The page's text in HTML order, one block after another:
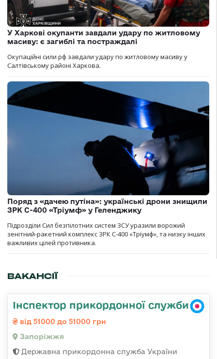
У Харкові окупанти завдали удару по житловому
масиву: є загиблі та постраждалі
Окупаційні сили рф завдали удару по житловому масиву у
Салтівському районі Харкова.
Поряд з «дачею путіна»: українські дрони знищили
ЗРК С-400 «Тріумф» у Геленджику
Підрозділи Сил безпілотних систем ЗСУ уразили ворожий
зенітний-ракетний комплекс ЗРК С-400 «Тріумф», та низку інших
важливих цілей противника.
ВАКАНСІЇ
Інспектор прикордонної служби
від 51000 до 51000 грн
Запоріжжя
Державна прикордонна служба України